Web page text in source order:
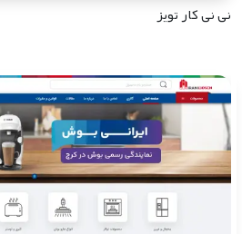
نی نی کار تویز